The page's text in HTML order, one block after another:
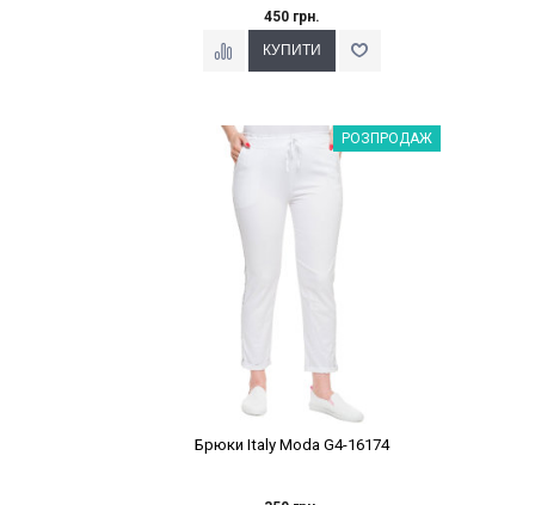
450 грн.
Наклейки Варіант з %РОЗПРОДАЖ
Брюки Italy Moda G4-16174